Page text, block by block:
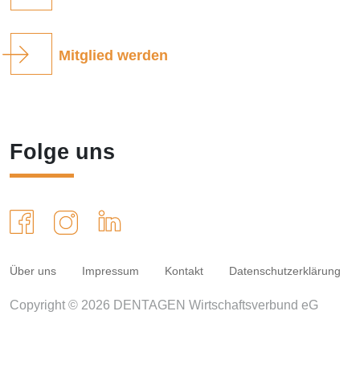
Mitglied werden
Folge uns
Über uns Impressum Kontakt Datenschutzerklärung
Copyright © 2026 DENTAGEN Wirtschaftsverbund eG